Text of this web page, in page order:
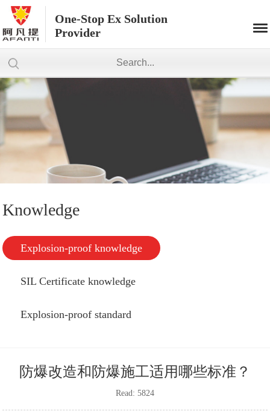
One-Stop Ex Solution
Provider
Knowledge
Explosion-proof knowledge
SIL Certificate knowledge
Explosion-proof standard
防爆改造和防爆施工适用哪些标准？
Read: 5824